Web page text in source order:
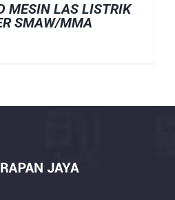
MESIN LAS LISTRIK
SMAW/MMA